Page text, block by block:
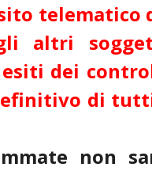
telematico
altri
dei
di
non